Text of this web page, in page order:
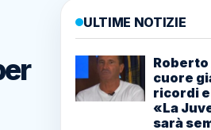
ULTIME NOTIZIE
Roberto
cuore
ricordi
«La
sarà